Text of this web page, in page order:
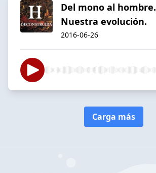
Del mono al hombre.
Nuestra evolución.
2016-06-26
Carga más